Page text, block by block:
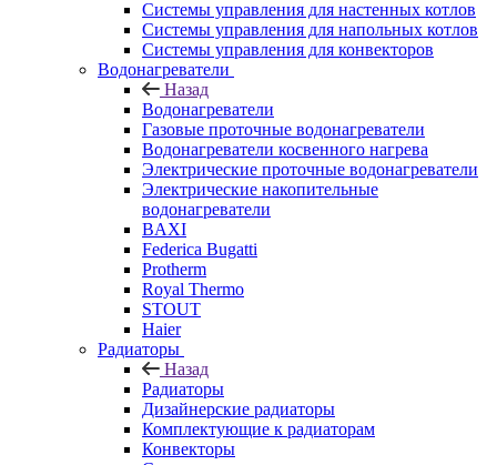
Системы управления для настенных котлов
Системы управления для напольных котлов
Системы управления для конвекторов
Водонагреватели
Назад
Водонагреватели
Газовые проточные водонагреватели
Водонагреватели косвенного нагрева
Электрические проточные водонагреватели
Электрические накопительные
водонагреватели
BAXI
Federica Bugatti
Protherm
Royal Thermo
STOUT
Haier
Радиаторы
Назад
Радиаторы
Дизайнерские радиаторы
Комплектующие к радиаторам
Конвекторы